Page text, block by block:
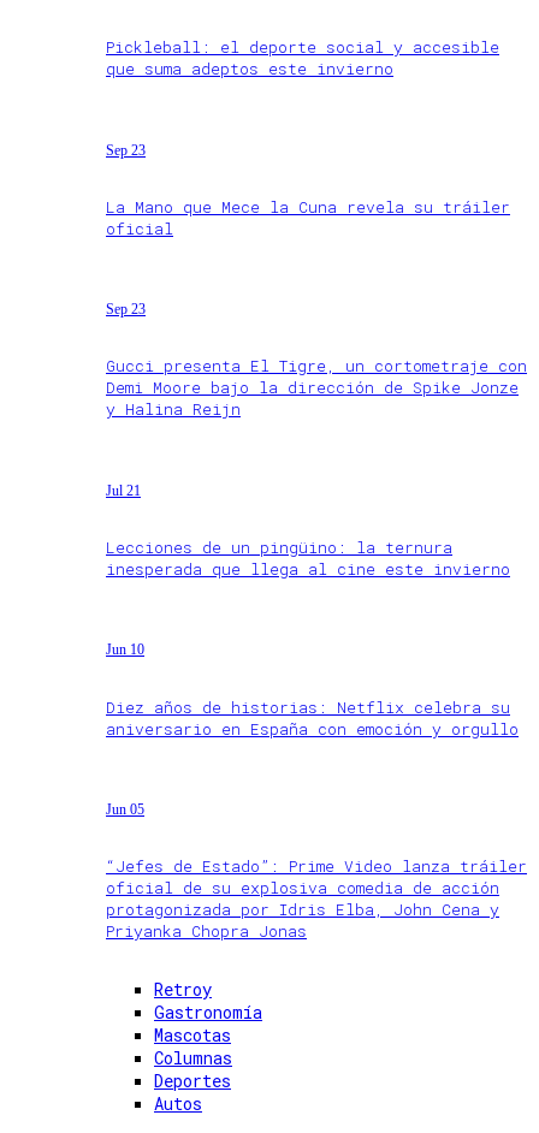
Pickleball: el deporte social y accesible
que suma adeptos este invierno
Sep 23
La Mano que Mece la Cuna revela su tráiler
oficial
Sep 23
Gucci presenta El Tigre, un cortometraje con
Demi Moore bajo la dirección de Spike Jonze
y Halina Reijn
Jul 21
Lecciones de un pingüino: la ternura
inesperada que llega al cine este invierno
Jun 10
Diez años de historias: Netflix celebra su
aniversario en España con emoción y orgullo
Jun 05
“Jefes de Estado”: Prime Video lanza tráiler
oficial de su explosiva comedia de acción
protagonizada por Idris Elba, John Cena y
Priyanka Chopra Jonas
Retroy
Gastronomía
Mascotas
Columnas
Deportes
Autos